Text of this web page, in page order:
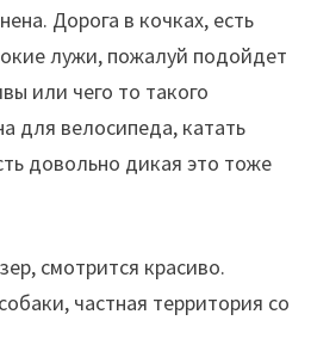
Дорога в кочках, есть
лужи, пожалуй подойдет
или чего то такого
для велосипеда, катать
довольно дикая это тоже
смотрится красиво.
частная территория со